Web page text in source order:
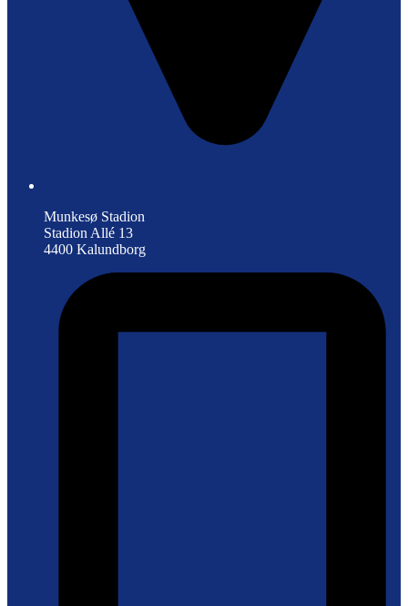
Munkesø Stadion
Stadion Allé 13
4400 Kalundborg